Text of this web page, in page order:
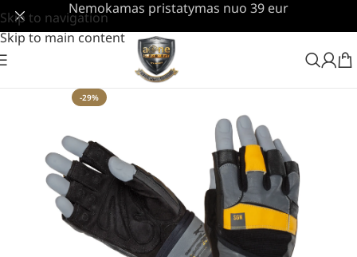
Skip to navigation
Skip to main content
Nemokamas pristatymas nuo 39 eur
-29%